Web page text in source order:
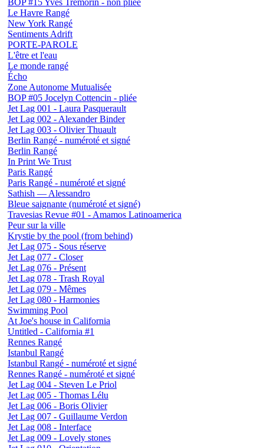
Le Havre Rangé
New York Rangé
Sentiments Adrift
PORTE-PAROLE
L'être et l'eau
Le monde rangé
Écho
Zone Autonome Mutualisée
BOP #05 Jocelyn Cottencin - pliée
Jet Lag 001 - Laura Pasquerault
Jet Lag 002 - Alexander Binder
Jet Lag 003 - Olivier Thuault
Berlin Rangé - numéroté et signé
Berlin Rangé
In Print We Trust
Paris Rangé
Paris Rangé - numéroté et signé
Sathish — Alessandro
Bleue saignante (numéroté et signé)
Travesias Revue #01 - Amamos Latinoamerica
Peur sur la ville
Krystie by the pool (from behind)
Jet Lag 075 - Sous réserve
Jet Lag 077 - Closer
Jet Lag 076 - Présent
Jet Lag 078 - Trash Royal
Jet Lag 079 - Mêmes
Jet Lag 080 - Harmonies
Swimming Pool
At Joe's house in California
Untitled - California #1
Rennes Rangé
Istanbul Rangé
Istanbul Rangé - numéroté et signé
Rennes Rangé - numéroté et signé
Jet Lag 004 - Steven Le Priol
Jet Lag 005 - Thomas Lélu
Jet Lag 006 - Boris Olivier
Jet Lag 007 - Guillaume Verdon
Jet Lag 008 - Interface
Jet Lag 009 - Lovely stones